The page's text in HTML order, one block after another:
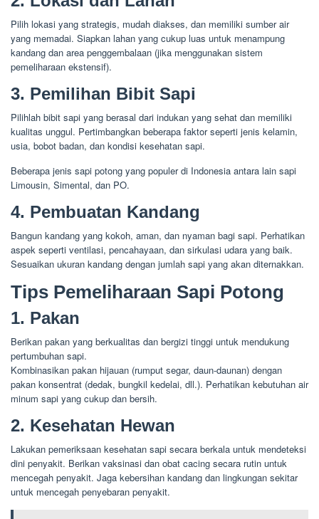
Pilih lokasi yang strategis, mudah diakses, dan memiliki sumber air
yang memadai. Siapkan lahan yang cukup luas untuk menampung
kandang dan area penggembalaan (jika menggunakan sistem
pemeliharaan ekstensif).
3. Pemilihan Bibit Sapi
Pilihlah bibit sapi yang berasal dari indukan yang sehat dan memiliki
kualitas unggul. Pertimbangkan beberapa faktor seperti jenis kelamin,
usia, bobot badan, dan kondisi kesehatan sapi.
Beberapa jenis sapi potong yang populer di Indonesia antara lain sapi
Limousin, Simental, dan PO.
4. Pembuatan Kandang
Bangun kandang yang kokoh, aman, dan nyaman bagi sapi. Perhatikan
aspek seperti ventilasi, pencahayaan, dan sirkulasi udara yang baik.
Sesuaikan ukuran kandang dengan jumlah sapi yang akan diternakkan.
Tips Pemeliharaan Sapi Potong
1. Pakan
Berikan pakan yang berkualitas dan bergizi tinggi untuk mendukung
pertumbuhan sapi.
Kombinasikan pakan hijauan (rumput segar, daun-daunan) dengan
pakan konsentrat (dedak, bungkil kedelai, dll.). Perhatikan kebutuhan air
minum sapi yang cukup dan bersih.
2. Kesehatan Hewan
Lakukan pemeriksaan kesehatan sapi secara berkala untuk mendeteksi
dini penyakit. Berikan vaksinasi dan obat cacing secara rutin untuk
mencegah penyakit. Jaga kebersihan kandang dan lingkungan sekitar
untuk mencegah penyebaran penyakit.